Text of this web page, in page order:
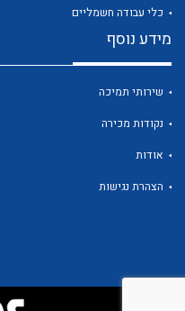
לכל מוצרי היצרן
כלי עבודה חשמליים
מידע נוסף
שירותי תמיכה
נקודות מכירה
אודות
הצהרת נגישות